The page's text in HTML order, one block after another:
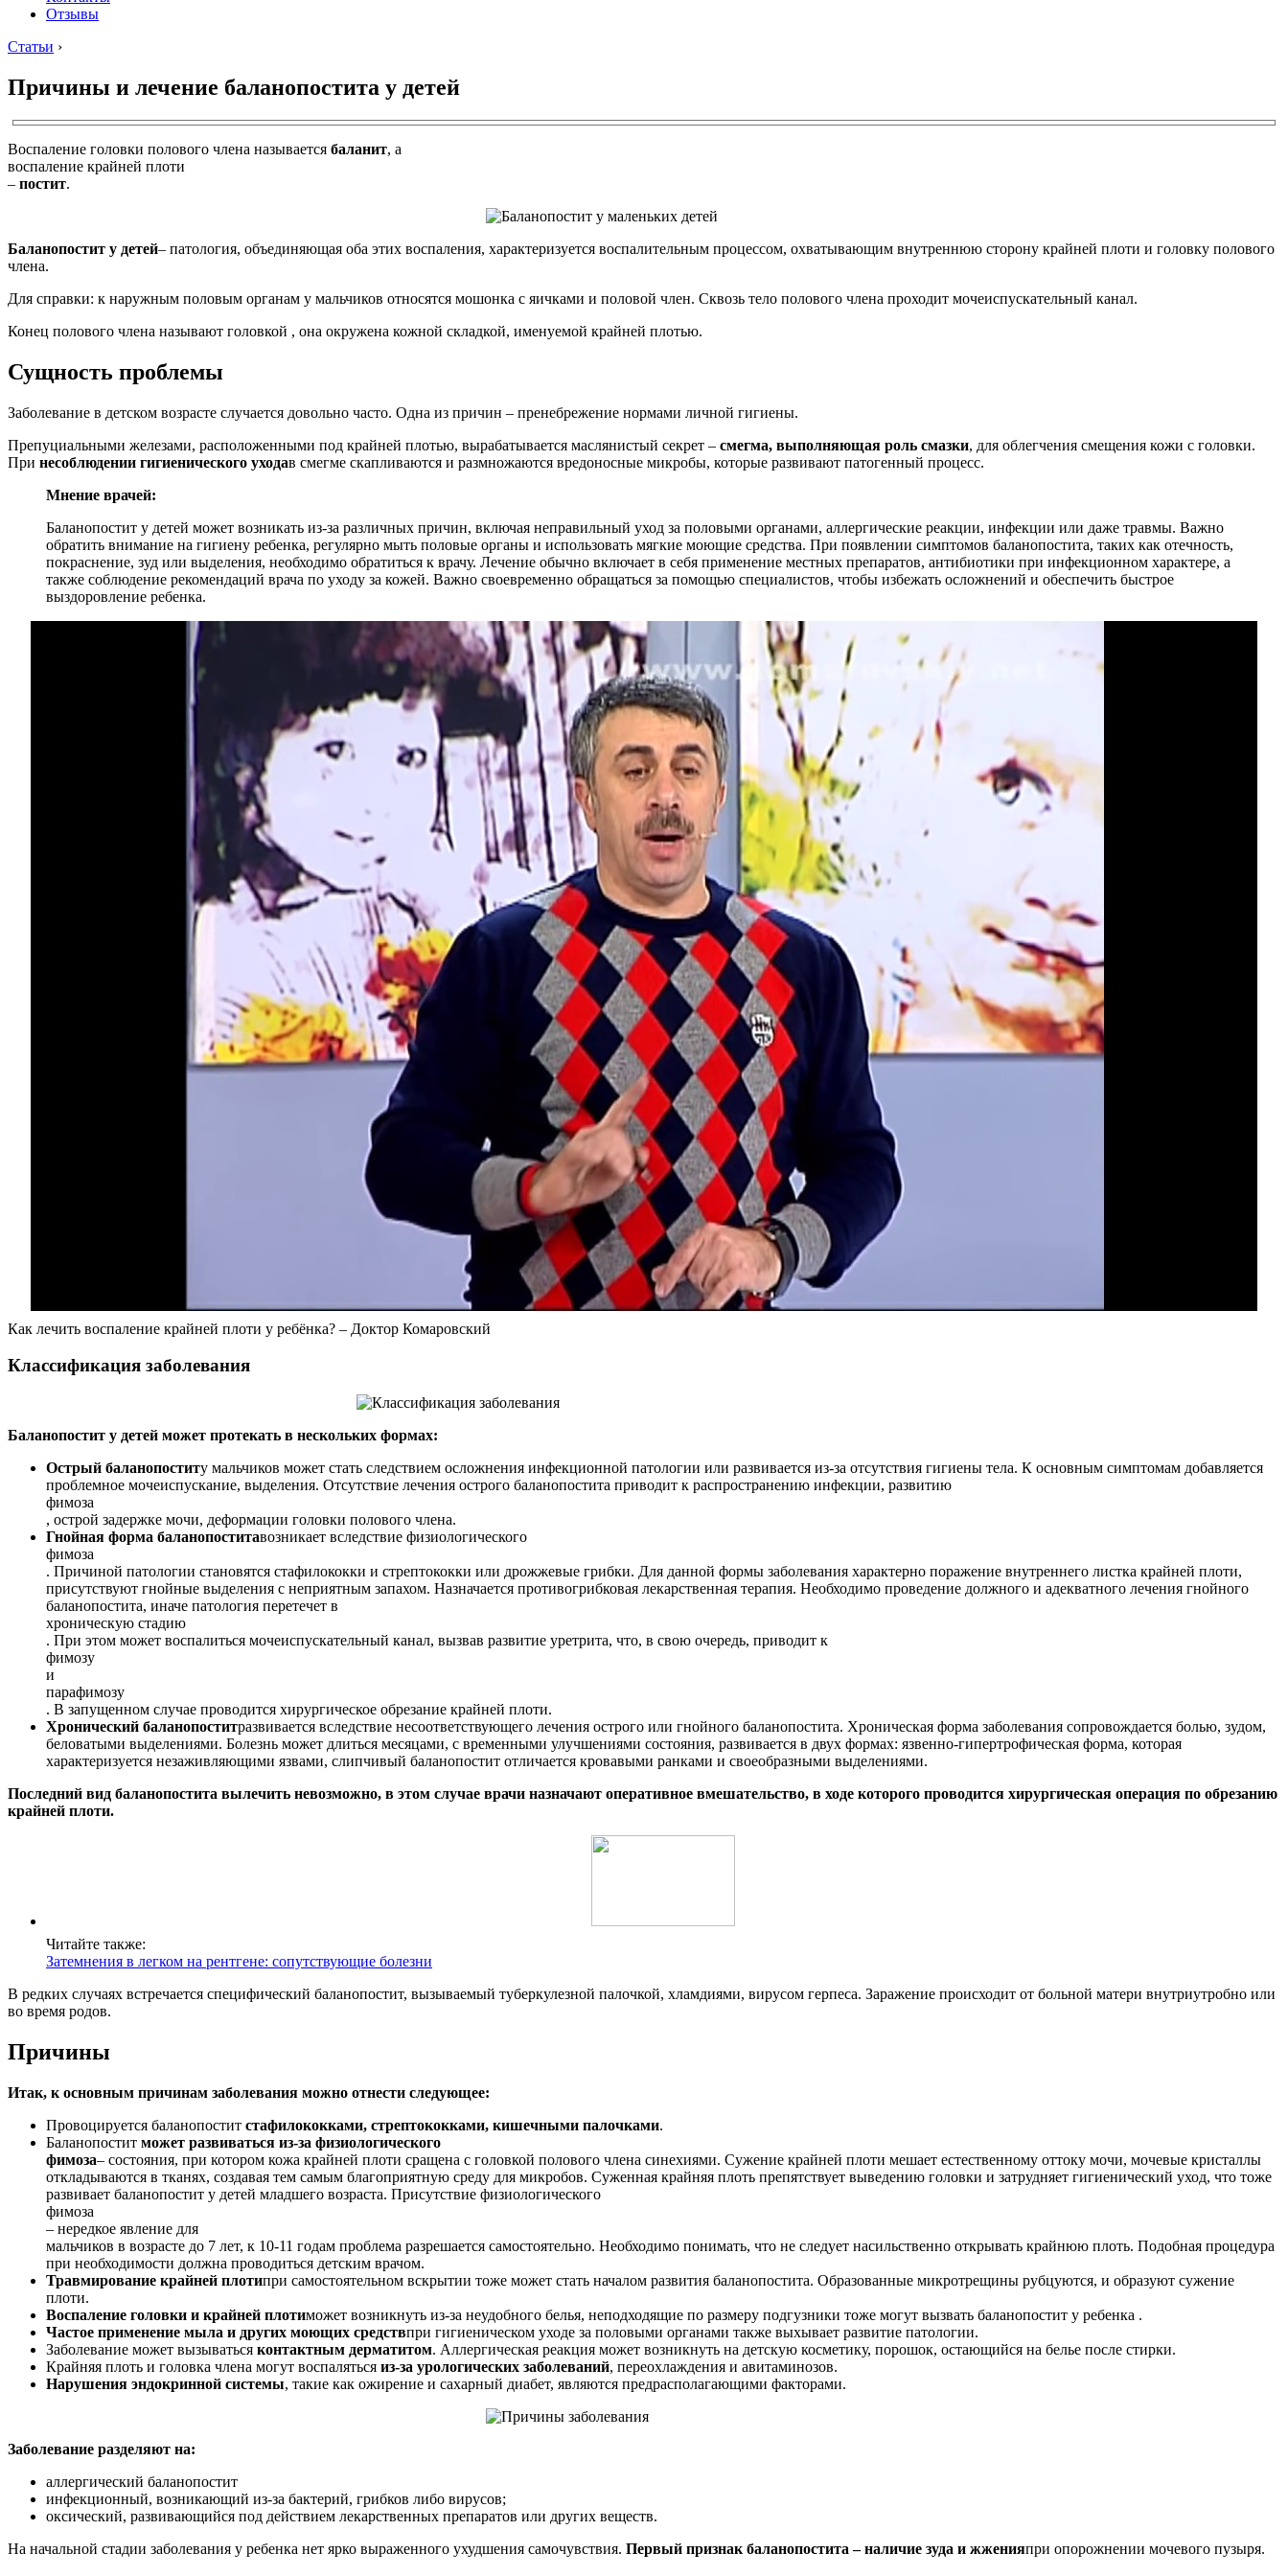
Отзывы
Статьи ›
Причины и лечение баланопостита у детей
Воспаление головки полового члена называется баланит, а
воспаление крайней плоти
– постит.
Баланопостит у детей– патология, объединяющая оба этих воспаления, характеризуется воспалительным процессом, охватывающим внутреннюю сторону крайней плоти и головку полового
члена.
Для справки: к наружным половым органам у мальчиков относятся мошонка с яичками и половой член. Сквозь тело полового члена проходит мочеиспускательный канал.
Конец полового члена называют головкой , она окружена кожной складкой, именуемой крайней плотью.
Сущность проблемы
Заболевание в детском возрасте случается довольно часто. Одна из причин – пренебрежение нормами личной гигиены.
Препуциальными железами, расположенными под крайней плотью, вырабатывается маслянистый секрет – смегма, выполняющая роль смазки, для облегчения смещения кожи с головки.
При несоблюдении гигиенического уходав смегме скапливаются и размножаются вредоносные микробы, которые развивают патогенный процесс.
Мнение врачей:
Баланопостит у детей может возникать из-за различных причин, включая неправильный уход за половыми органами, аллергические реакции, инфекции или даже травмы. Важно
обратить внимание на гигиену ребенка, регулярно мыть половые органы и использовать мягкие моющие средства. При появлении симптомов баланопостита, таких как отечность,
покраснение, зуд или выделения, необходимо обратиться к врачу. Лечение обычно включает в себя применение местных препаратов, антибиотики при инфекционном характере, а
также соблюдение рекомендаций врача по уходу за кожей. Важно своевременно обращаться за помощью специалистов, чтобы избежать осложнений и обеспечить быстрое
выздоровление ребенка.
Как лечить воспаление крайней плоти у ребёнка? – Доктор Комаровский
Классификация заболевания
Баланопостит у детей может протекать в нескольких формах:
Острый баланопоститу мальчиков может стать следствием осложнения инфекционной патологии или развивается из-за отсутствия гигиены тела. К основным симптомам добавляется
проблемное мочеиспускание, выделения. Отсутствие лечения острого баланопостита приводит к распространению инфекции, развитию
фимоза
, острой задержке мочи, деформации головки полового члена.
Гнойная форма баланопоститавозникает вследствие физиологического
фимоза
. Причиной патологии становятся стафилококки и стрептококки или дрожжевые грибки. Для данной формы заболевания характерно поражение внутреннего листка крайней плоти,
присутствуют гнойные выделения с неприятным запахом. Назначается противогрибковая лекарственная терапия. Необходимо проведение должного и адекватного лечения гнойного
баланопостита, иначе патология перетечет в
хроническую стадию
. При этом может воспалиться мочеиспускательный канал, вызвав развитие уретрита, что, в свою очередь, приводит к
фимозу
и
парафимозу
. В запущенном случае проводится хирургическое обрезание крайней плоти.
Хронический баланопоститразвивается вследствие несоответствующего лечения острого или гнойного баланопостита. Хроническая форма заболевания сопровождается болью, зудом,
беловатыми выделениями. Болезнь может длиться месяцами, с временными улучшениями состояния, развивается в двух формах: язвенно-гипертрофическая форма, которая
характеризуется незаживляющими язвами, слипчивый баланопостит отличается кровавыми ранками и своеобразными выделениями.
Последний вид баланопостита вылечить невозможно, в этом случае врачи назначают оперативное вмешательство, в ходе которого проводится хирургическая операция по обрезанию
крайней плоти.
Читайте также:
Затемнения в легком на рентгене: сопутствующие болезни
В редких случаях встречается специфический баланопостит, вызываемый туберкулезной палочкой, хламдиями, вирусом герпеса. Заражение происходит от больной матери внутриутробно или
во время родов.
Причины
Итак, к основным причинам заболевания можно отнести следующее:
Провоцируется баланопостит стафилококками, стрептококками, кишечными палочками.
Баланопостит может развиваться из-за физиологического
фимоза– состояния, при котором кожа крайней плоти сращена с головкой полового члена синехиями. Сужение крайней плоти мешает естественному оттоку мочи, мочевые кристаллы
откладываются в тканях, создавая тем самым благоприятную среду для микробов. Суженная крайняя плоть препятствует выведению головки и затрудняет гигиенический уход, что тоже
развивает баланопостит у детей младшего возраста. Присутствие физиологического
фимоза
– нередкое явление для
мальчиков в возрасте до 7 лет, к 10-11 годам проблема разрешается самостоятельно. Необходимо понимать, что не следует насильственно открывать крайнюю плоть. Подобная процедура
при необходимости должна проводиться детским врачом.
Травмирование крайней плотипри самостоятельном вскрытии тоже может стать началом развития баланопостита. Образованные микротрещины рубцуются, и образуют сужение
плоти.
Воспаление головки и крайней плотиможет возникнуть из-за неудобного белья, неподходящие по размеру подгузники тоже могут вызвать баланопостит у ребенка .
Частое применение мыла и других моющих средствпри гигиеническом уходе за половыми органами также выхывает развитие патологии.
Заболевание может вызываться контактным дерматитом. Аллергическая реакция может возникнуть на детскую косметику, порошок, остающийся на белье после стирки.
Крайняя плоть и головка члена могут воспаляться из-за урологических заболеваний, переохлаждения и авитаминозов.
Нарушения эндокринной системы, такие как ожирение и сахарный диабет, являются предрасполагающими факторами.
Заболевание разделяют на:
аллергический баланопостит
инфекционный, возникающий из-за бактерий, грибков либо вирусов;
оксический, развивающийся под действием лекарственных препаратов или других веществ.
На начальной стадии заболевания у ребенка нет ярко выраженного ухудшения самочувствия. Первый признак баланопостита – наличие зуда и жженияпри опорожнении мочевого пузыря.